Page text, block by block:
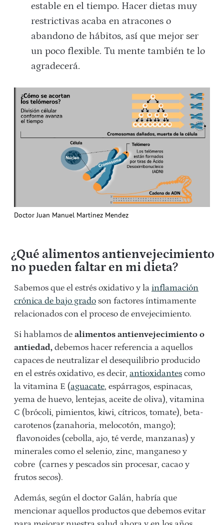
estable en el tiempo. Hacer dietas muy
restrictivas acaba en atracones o
abandono de hábitos, así que mejor ser
un poco flexible. Tu mente también te lo
agradecerá.
Doctor Juan Manuel Martinez Mendez
¿Qué alimentos antienvejecimiento
no pueden faltar en mi dieta?
Sabemos que el estrés oxidativo y la inflamación
crónica de bajo grado son factores íntimamente
relacionados con el proceso de envejecimiento.
Si hablamos de alimentos antienvejecimiento o
antiedad, debemos hacer referencia a aquellos
capaces de neutralizar el desequilibrio producido
en el estrés oxidativo, es decir, antioxidantes como
la vitamina E (aguacate, espárragos, espinacas,
yema de huevo, lentejas, aceite de oliva), vitamina
C (brócoli, pimientos, kiwi, cítricos, tomate), beta-
carotenos (zanahoria, melocotón, mango);
flavonoides (cebolla, ajo, té verde, manzanas) y
minerales como el selenio, zinc, manganeso y
cobre (carnes y pescados sin procesar, cacao y
frutos secos).
Además, según el doctor Galán, habría que
mencionar aquellos productos que debemos evitar